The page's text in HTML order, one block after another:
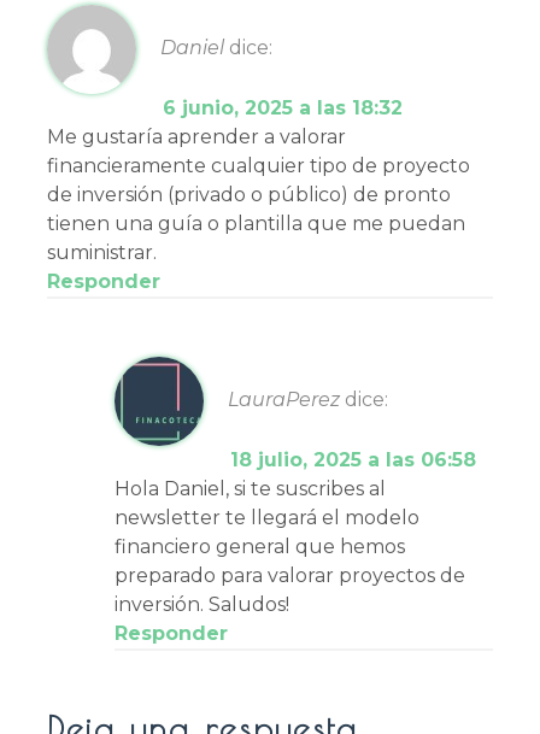
Daniel dice:
6 junio, 2025 a las 18:32
Me gustaría aprender a valorar
financieramente cualquier tipo de proyecto
de inversión (privado o público) de pronto
tienen una guía o plantilla que me puedan
suministrar.
Responder
LauraPerez dice:
18 julio, 2025 a las 06:58
Hola Daniel, si te suscribes al
newsletter te llegará el modelo
financiero general que hemos
preparado para valorar proyectos de
inversión. Saludos!
Responder